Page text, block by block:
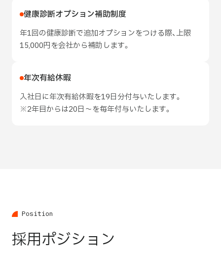
健康診断オプション補助制度
年1回の健康診断で追加オプションをつける際、上限
15,000円を会社から補助します。
年次有給休暇
入社日に年次有給休暇を19日分付与いたします。
※2年目からは20日〜を毎年付与いたします。
Position
採用ポジション